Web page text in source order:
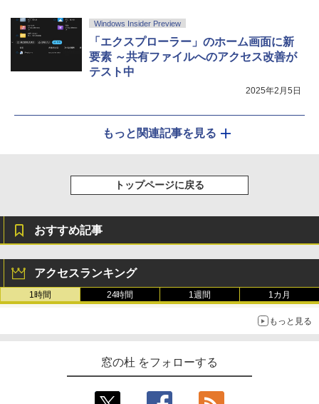
Windows Insider Preview
「エクスプローラー」のホーム画面に新
要素 ～共有ファイルへのアクセス改善が
テスト中
2025年2月5日
もっと関連記事を見る
トップページに戻る
おすすめ記事
アクセスランキング
1時間 24時間 1週間 1カ月
もっと見る
窓の杜 をフォローする